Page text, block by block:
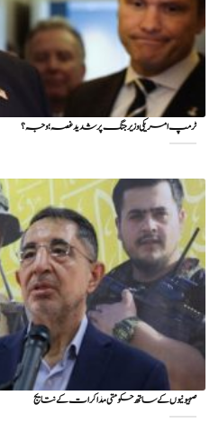
ٹرمپ امریکی وزیر جنگ پر شدید غصہ؛ وجہ ؟
صہیونیوں کے ساتھ حکومتی مذاکرات کے نتایج